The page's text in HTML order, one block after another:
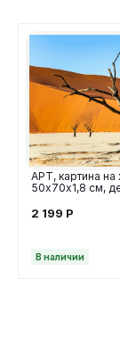
АРТ, картина на
50х70х1,8 см,
2 199 Р
В наличии